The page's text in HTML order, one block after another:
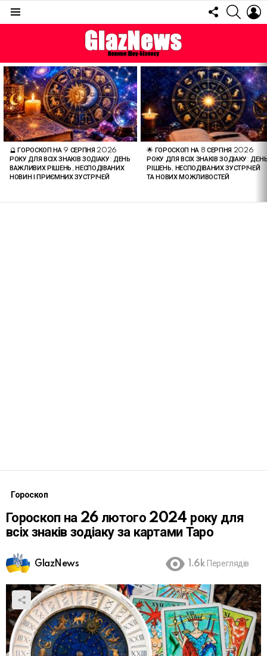
FOLLOW
US
ОСТАННІ
СТАТТІ
🔮 ГОРОСКОП НА 9 СЕРПНЯ 2026
РОКУ ДЛЯ ВСІХ ЗНАКІВ ЗОДІАКУ: ДЕНЬ
ВАЖЛИВИХ РІШЕНЬ, НЕСПОДІВАНИХ
НОВИН І ПРИЄМНИХ ЗУСТРІЧЕЙ
🌟 ГОРОСКОП НА 8 СЕРПНЯ 2026
РОКУ ДЛЯ ВСІХ ЗНАКІВ ЗОДІАКУ:
РІШЕНЬ, НЕСПОДІВАНИХ ЗУСТРІЧЕЙ
ТА НОВИХ МОЖЛИВОСТЕЙ
Гороскоп
Гороскоп на 26 лютого 2024 року для
всіх знаків зодіаку за картами Таро
GlazNews 1.6k Переглядів